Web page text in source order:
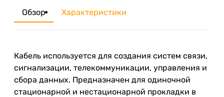
Обзор Характеристики
Кабель используется для создания систем связи,
сигнализации, телекоммуникации, управления и
сбора данных. Предназначен для одиночной
стационарной и нестационарной прокладки в